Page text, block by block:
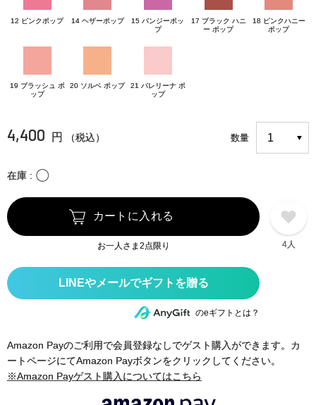
12 ピンクポップ 14 ヘザーポップ
15 パンジーポッ
プ
17 ブラック ハニ
ー ポップ
18 ピンクハニー
ポップ
19 ブラッシュ ポ
ップ
20 ソルベ ポップ
21 バレリーナ ポ
ップ
4,400 円 （税込） 数量
在庫 〇
カートに入れる
お一人さま2点限り 4人
のeギフトとは？
Amazon Payのご利用で会員登録なしでゲスト購入ができます。カ
ートページにてAmazon Payボタンをクリックしてください。
※Amazon Payゲスト購入についてはこちら